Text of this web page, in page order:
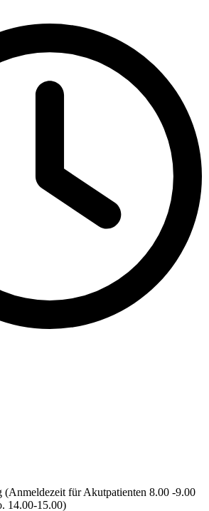
(Anmeldezeit für Akutpatienten 8.00 -9.00
14.00-15.00)